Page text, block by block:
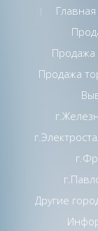
Продажа
Продажа
Другие